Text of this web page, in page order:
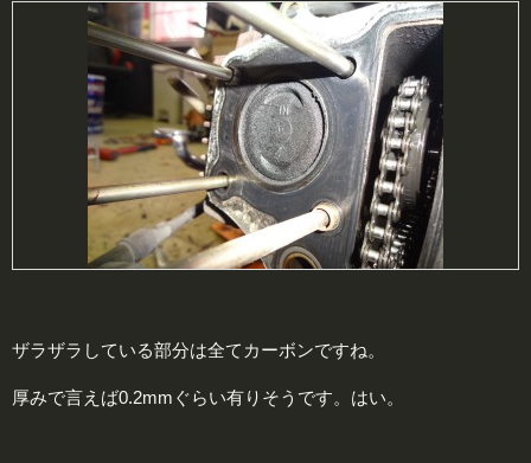
ザラザラしている部分は全てカーボンですね。
厚みで言えば0.2mmぐらい有りそうです。はい。